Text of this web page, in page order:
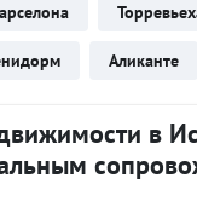
Аликанте
в